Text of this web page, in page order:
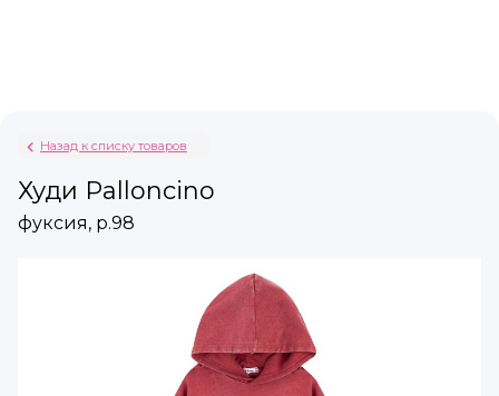
Назад к списку товаров
Худи Palloncino
фуксия, р.98